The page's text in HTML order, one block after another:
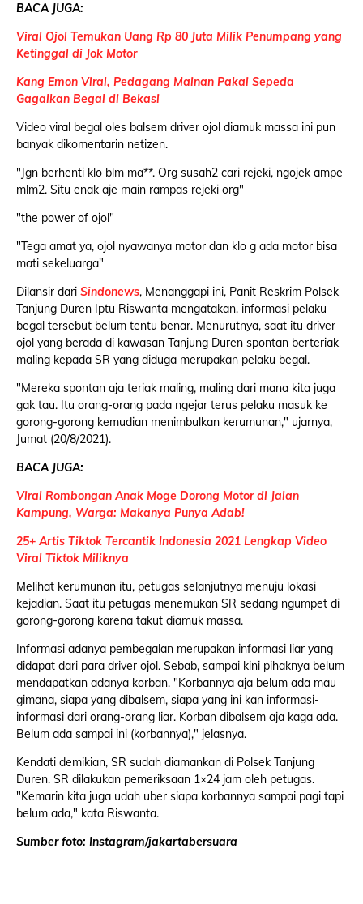
BACA JUGA:
Viral Ojol Temukan Uang Rp 80 Juta Milik Penumpang yang
Ketinggal di Jok Motor
Kang Emon Viral, Pedagang Mainan Pakai Sepeda
Gagalkan Begal di Bekasi
Video viral begal oles balsem driver ojol diamuk massa ini pun
banyak dikomentarin netizen.
"Jgn berhenti klo blm ma**. Org susah2 cari rejeki, ngojek ampe
mlm2. Situ enak aje main rampas rejeki org"
"the power of ojol"
"Tega amat ya, ojol nyawanya motor dan klo g ada motor bisa
mati sekeluarga"
Dilansir dari Sindonews, Menanggapi ini, Panit Reskrim Polsek
Tanjung Duren Iptu Riswanta mengatakan, informasi pelaku
begal tersebut belum tentu benar. Menurutnya, saat itu driver
ojol yang berada di kawasan Tanjung Duren spontan berteriak
maling kepada SR yang diduga merupakan pelaku begal.
"Mereka spontan aja teriak maling, maling dari mana kita juga
gak tau. Itu orang-orang pada ngejar terus pelaku masuk ke
gorong-gorong kemudian menimbulkan kerumunan," ujarnya,
Jumat (20/8/2021).
BACA JUGA:
Viral Rombongan Anak Moge Dorong Motor di Jalan
Kampung, Warga: Makanya Punya Adab!
25+ Artis Tiktok Tercantik Indonesia 2021 Lengkap Video
Viral Tiktok Miliknya
Melihat kerumunan itu, petugas selanjutnya menuju lokasi
kejadian. Saat itu petugas menemukan SR sedang ngumpet di
gorong-gorong karena takut diamuk massa.
Informasi adanya pembegalan merupakan informasi liar yang
didapat dari para driver ojol. Sebab, sampai kini pihaknya belum
mendapatkan adanya korban. "Korbannya aja belum ada mau
gimana, siapa yang dibalsem, siapa yang ini kan informasi-
informasi dari orang-orang liar. Korban dibalsem aja kaga ada.
Belum ada sampai ini (korbannya)," jelasnya.
Kendati demikian, SR sudah diamankan di Polsek Tanjung
Duren. SR dilakukan pemeriksaan 1×24 jam oleh petugas.
"Kemarin kita juga udah uber siapa korbannya sampai pagi tapi
belum ada," kata Riswanta.
Sumber foto: Instagram/jakartabersuara